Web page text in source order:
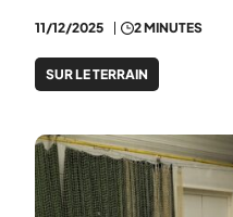
11/12/2025 2 MINUTES
SUR LE TERRAIN